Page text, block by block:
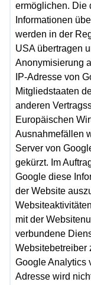
ermöglichen. Die
Informationen
werden in der
USA übertragen
Anonymisierung
IP-Adresse von
Mitgliedstaaten
anderen
Europäischen
Ausnahmefällen
Server von
gekürzt. Im
Google diese
der Website
mit der
verbundene
Websitebetreiber
Google Analytics
Adresse wird